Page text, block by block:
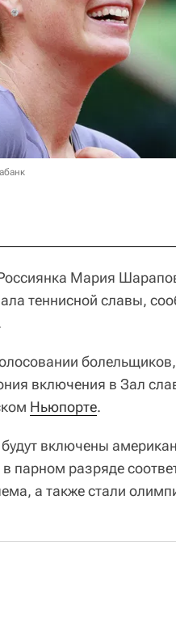
Мария
теннисной славы,
включения в Зал
Ньюпорте.
включены
парном разряде
а также стали